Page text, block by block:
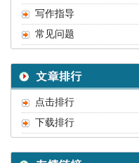
写作指导
常见问题
点击排行
下载排行